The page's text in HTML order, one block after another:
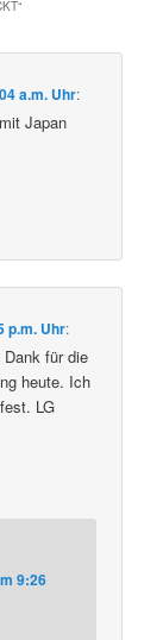
“
a.m. Uhr:
Japan
p.m. Uhr:
für die
heute. Ich
LG
9:26